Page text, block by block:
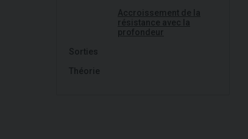
Accroissement de la
résistance avec la
profondeur
Sorties
Théorie